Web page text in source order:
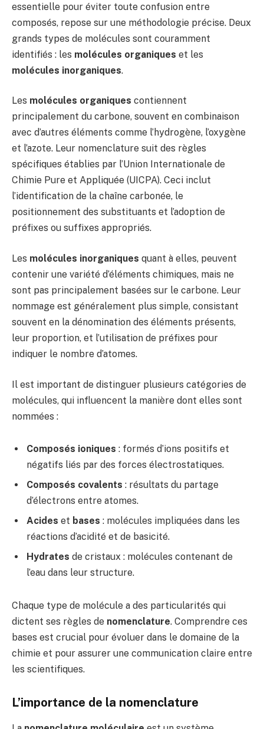
essentielle pour éviter toute confusion entre
composés, repose sur une méthodologie précise. Deux
grands types de molécules sont couramment
identifiés : les molécules organiques et les
molécules inorganiques.
Les molécules organiques contiennent
principalement du carbone, souvent en combinaison
avec d’autres éléments comme l’hydrogène, l’oxygène
et l’azote. Leur nomenclature suit des règles
spécifiques établies par l’Union Internationale de
Chimie Pure et Appliquée (UICPA). Ceci inclut
l’identification de la chaîne carbonée, le
positionnement des substituants et l’adoption de
préfixes ou suffixes appropriés.
Les molécules inorganiques quant à elles, peuvent
contenir une variété d’éléments chimiques, mais ne
sont pas principalement basées sur le carbone. Leur
nommage est généralement plus simple, consistant
souvent en la dénomination des éléments présents,
leur proportion, et l’utilisation de préfixes pour
indiquer le nombre d’atomes.
Il est important de distinguer plusieurs catégories de
molécules, qui influencent la manière dont elles sont
nommées :
Composés ioniques : formés d’ions positifs et
négatifs liés par des forces électrostatiques.
Composés covalents : résultats du partage
d’électrons entre atomes.
Acides et bases : molécules impliquées dans les
réactions d’acidité et de basicité.
Hydrates de cristaux : molécules contenant de
l’eau dans leur structure.
Chaque type de molécule a des particularités qui
dictent ses règles de nomenclature. Comprendre ces
bases est crucial pour évoluer dans le domaine de la
chimie et pour assurer une communication claire entre
les scientifiques.
L’importance de la nomenclature